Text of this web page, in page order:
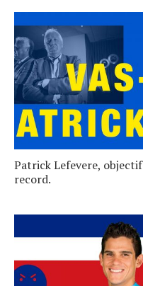
Patrick Lefevere, objectif
record.